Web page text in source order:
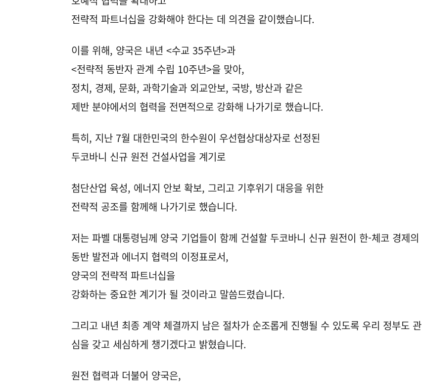
전략적 파트너십을 강화해야 한다는 데 의견을 같이했습니다.
이를 위해, 양국은 내년 <수교 35주년>과
<전략적 동반자 관계 수립 10주년>을 맞아,
정치, 경제, 문화, 과학기술과 외교안보, 국방, 방산과 같은
제반 분야에서의 협력을 전면적으로 강화해 나가기로 했습니다.
특히, 지난 7월 대한민국의 한수원이 우선협상대상자로 선정된
두코바니 신규 원전 건설사업을 계기로
첨단산업 육성, 에너지 안보 확보, 그리고 기후위기 대응을 위한
전략적 공조를 함께해 나가기로 했습니다.
저는 파벨 대통령님께 양국 기업들이 함께 건설할 두코바니 신규 원전이 한-체코 경제의
동반 발전과 에너지 협력의 이정표로서,
양국의 전략적 파트너십을
강화하는 중요한 계기가 될 것이라고 말씀드렸습니다.
그리고 내년 최종 계약 체결까지 남은 절차가 순조롭게 진행될 수 있도록 우리 정부도 관
심을 갖고 세심하게 챙기겠다고 밝혔습니다.
원전 협력과 더불어 양국은,